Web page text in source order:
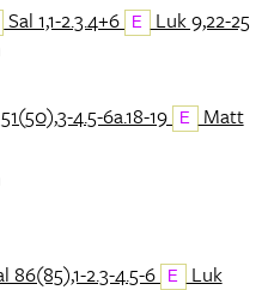
Sal 1,1-2.3.4+6 E Luk 9,22-25
4.5-6a.18-19 E Matt
86(85),1-2.3-4.5-6 E Luk